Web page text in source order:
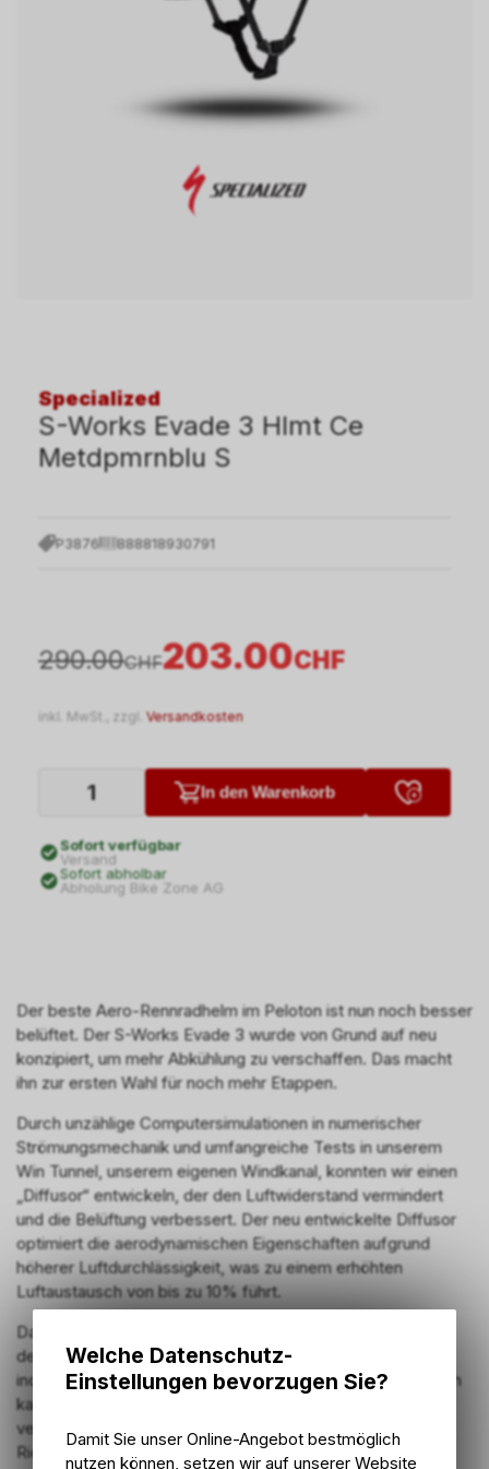
Specialized
S-Works Evade 3 Hlmt Ce
Metdpmrnblu S
P3876 888818930791
203.00CHF
290.00CHF
inkl. MwSt., zzgl. Versandkosten
In den Warenkorb
Sofort verfügbar
Versand
Sofort abholbar
Abholung Bike Zone AG
Der beste Aero-Rennradhelm im Peloton ist nun noch besser
belüftet. Der S-Works Evade 3 wurde von Grund auf neu
konzipiert, um mehr Abkühlung zu verschaffen. Das macht
ihn zur ersten Wahl für noch mehr Etappen.
Durch unzählige Computersimulationen in numerischer
Strömungsmechanik und umfangreiche Tests in unserem
Win Tunnel, unserem eigenen Windkanal, konnten wir einen
„Diffusor“ entwickeln, der den Luftwiderstand vermindert
und die Belüftung verbessert. Der neu entwickelte Diffusor
optimiert die aerodynamischen Eigenschaften aufgrund
höherer Luftdurchlässigkeit, was zu einem erhöhten
Luftaustausch von bis zu 10% führt.
Das System zur Anpassung an die Okzipitalbasis optimiert
den Komfort, da die Passform des Helms mit der
individuellen Kopfform abgestimmt werden kann. Zusätzlich
kann der Helmwinkel für bessere Kompatibilität mit
verschiedenen Brillen verändert werden. Das Tri-Fix-
Riemensystem bietet Ridern zusätzlichen Komfort über
Welche Datenschutz-
Einstellungen bevorzugen Sie?
Damit Sie unser Online-Angebot bestmöglich
nutzen können, setzen wir auf unserer Website